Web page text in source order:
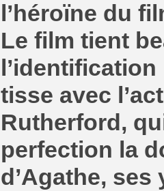
l’héroïne du
Le film tient
tisse avec
Rutherford,
perfection la
d’Agathe,